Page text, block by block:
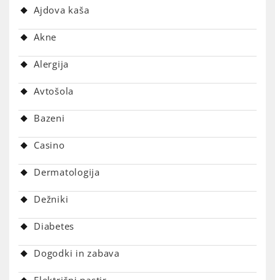
Ajdova kaša
Akne
Alergija
Avtošola
Bazeni
Casino
Dermatologija
Dežniki
Diabetes
Dogodki in zabava